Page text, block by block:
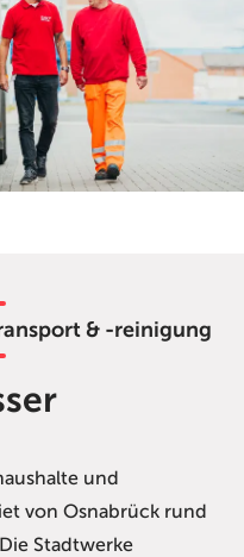
& -reinigung
und
von Osnabrück rund
Stadtwerke